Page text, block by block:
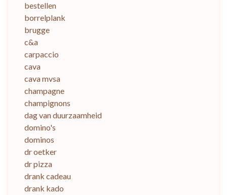
bestellen
borrelplank
brugge
c&a
carpaccio
cava
cava mvsa
champagne
champignons
dag van duurzaamheid
domino's
dominos
dr oetker
dr pizza
drank cadeau
drank kado